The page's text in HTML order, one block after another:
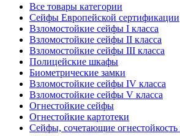
Все товары категории
Сейфы Европейской сертификации
Взломостойкие сейфы I класса
Взломостойкие сейфы II класса
Взломостойкие сейфы III класса
Полицейские шкафы
Биометрические замки
Взломостойкие сейфы IV класса
Взломостойкие сейфы V класса
Огнестойкие сейфы
Огнестойкие картотеки
Сейфы, сочетающие огнестойкость